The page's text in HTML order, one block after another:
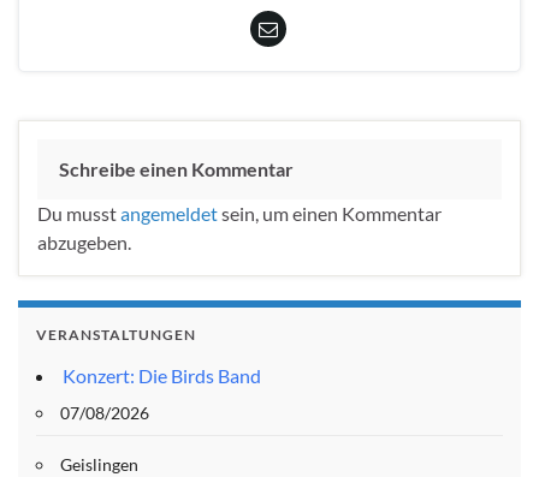
Schreibe einen Kommentar
Du musstangemeldetsein, um einen Kommentar
abzugeben.
VERANSTALTUNGEN
Konzert: Die Birds Band
07/08/2026
Geislingen